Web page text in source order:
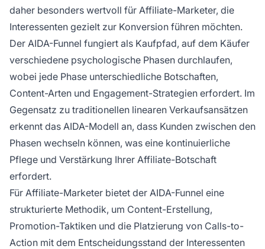
daher besonders wertvoll für Affiliate-Marketer, die
Interessenten gezielt zur Konversion führen möchten.
Der AIDA-Funnel fungiert als Kaufpfad, auf dem Käufer
verschiedene psychologische Phasen durchlaufen,
wobei jede Phase unterschiedliche Botschaften,
Content-Arten und Engagement-Strategien erfordert. Im
Gegensatz zu traditionellen linearen Verkaufsansätzen
erkennt das AIDA-Modell an, dass Kunden zwischen den
Phasen wechseln können, was eine kontinuierliche
Pflege und Verstärkung Ihrer Affiliate-Botschaft
erfordert.
Für Affiliate-Marketer bietet der AIDA-Funnel eine
strukturierte Methodik, um Content-Erstellung,
Promotion-Taktiken und die Platzierung von Calls-to-
Action mit dem Entscheidungsstand der Interessenten